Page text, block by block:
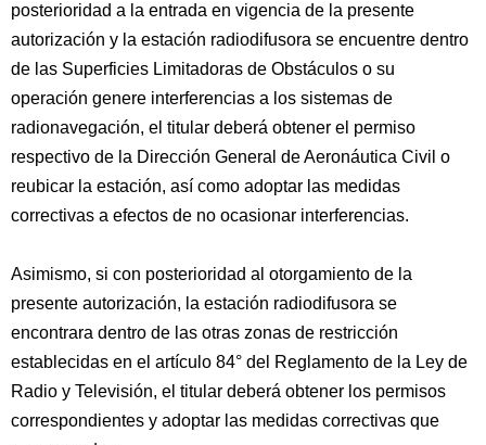
posterioridad a la entrada en vigencia de la presente
autorización y la estación radiodifusora se encuentre dentro
de las Superficies Limitadoras de Obstáculos o su
operación genere interferencias a los sistemas de
radionavegación, el titular deberá obtener el permiso
respectivo de la Dirección General de Aeronáutica Civil o
reubicar la estación, así como adoptar las medidas
correctivas a efectos de no ocasionar interferencias.
Asimismo, si con posterioridad al otorgamiento de la
presente autorización, la estación radiodifusora se
encontrara dentro de las otras zonas de restricción
establecidas en el artículo 84° del Reglamento de la Ley de
Radio y Televisión, el titular deberá obtener los permisos
correspondientes y adoptar las medidas correctivas que